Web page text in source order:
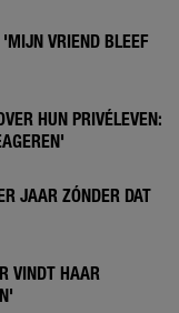
VRIEND BLEEF
HUN PRIVÉLEVEN:
JAAR ZÓNDER DAT
VINDT HAAR